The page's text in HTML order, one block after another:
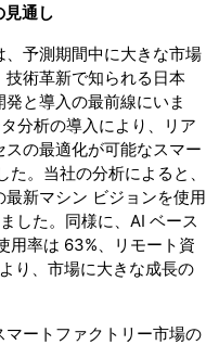
見通し
予測期間中に大きな市場
術革新で知られる日本
と導入の最前線にいま
分析の導入により、リア
の最適化が可能なスマー
。当社の分析によると、
新マシン ビジョンを使用
した。同様に、AI ベース
用率は 63%、リモート資
り、市場に大きな成長の
ートファクトリー市場の